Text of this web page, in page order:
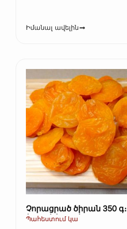
Իմանալ ավելին
Չորացրած ծիրան 350 գ։
(Kopie) (Kopie)
Պահեստում կա